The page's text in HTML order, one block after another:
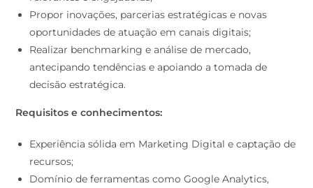
Propor inovações, parcerias estratégicas e novas
oportunidades de atuação em canais digitais;
Realizar benchmarking e análise de mercado,
antecipando tendências e apoiando a tomada de
decisão estratégica.
Requisitos e conhecimentos:
Experiência sólida em Marketing Digital e captação de
recursos;
Domínio de ferramentas como Google Analytics,